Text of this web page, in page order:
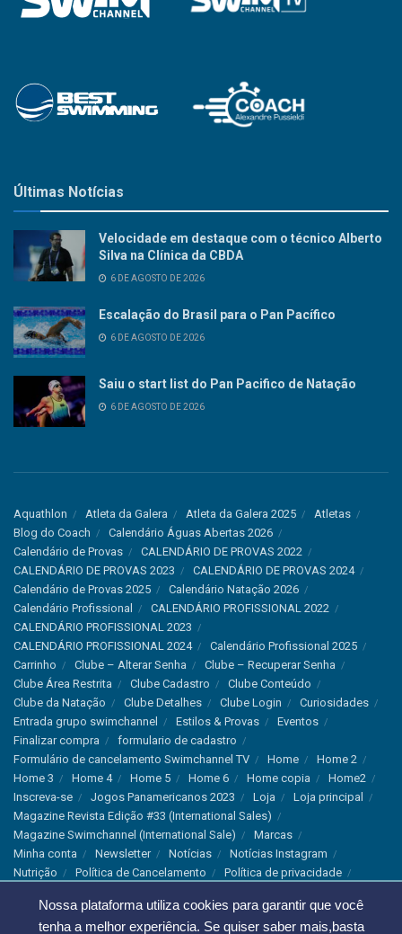
Nossa plataforma utiliza cookies para garantir que você
tenha a melhor experiência. Se quiser saber mais,basta
Últimas Notícias
Velocidade em destaque com o técnico Alberto
Silva na Clínica da CBDA
6 DE AGOSTO DE 2026
Escalação do Brasil para o Pan Pacífico
6 DE AGOSTO DE 2026
Saiu o start list do Pan Pacifico de Natação
6 DE AGOSTO DE 2026
Aquathlon Atleta da Galera Atleta da Galera 2025
Atletas
Blog do Coach
Calendário Águas Abertas 2026
Calendário de Provas
CALENDÁRIO DE PROVAS 2022
CALENDÁRIO DE PROVAS 2023
CALENDÁRIO DE PROVAS 2024
Calendário de Provas 2025
Calendário Natação 2026
Calendário Profissional
CALENDÁRIO PROFISSIONAL 2022
CALENDÁRIO PROFISSIONAL 2023
CALENDÁRIO PROFISSIONAL 2024
Calendário Profissional 2025
Carrinho
Clube – Alterar Senha
Clube – Recuperar Senha
Clube Área Restrita
Clube Cadastro
Clube Conteúdo
Clube da Natação
Clube Detalhes Clube Login
Curiosidades
Entrada grupo swimchannel
Estilos & Provas
Eventos
Finalizar compra
formulario de cadastro
Formulário de cancelamento Swimchannel TV
Home
Home 2
Home 3
Home 4 Home 5 Home 6 Home copia
Home2
Inscreva-se
Jogos Panamericanos 2023 Loja
Loja principal
Magazine Revista Edição #33 (International Sales)
Magazine Swimchannel (International Sale)
Marcas
Minha conta
Newsletter Notícias
Notícias Instagram
Nutrição
Política de Cancelamento
Política de privacidade
Recordes & Rankings
Revistas Saúde
Sobre Nós
Swimchannel
Thank You Treino Troca e Devolução